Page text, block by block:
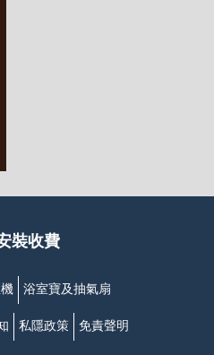
裝收費
浴室寶及抽氣扇
私隱政策 免責聲明